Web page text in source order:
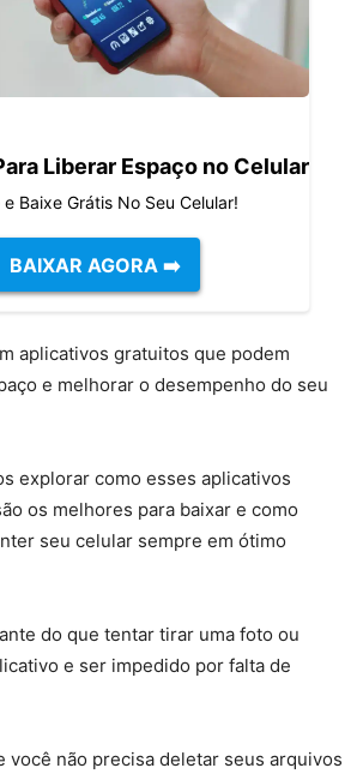
Liberar Espaço no Celular
Baixe Grátis No Seu Celular!
BAIXAR AGORA ➡️
aplicativos gratuitos que podem
e melhorar o desempenho do seu
explorar como esses aplicativos
os melhores para baixar e como
seu celular sempre em ótimo
do que tentar tirar uma foto ou
e ser impedido por falta de
você não precisa deletar seus arquivos